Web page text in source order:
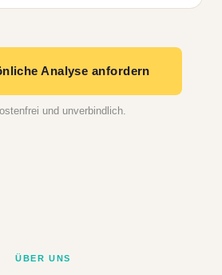
Analyse anfordern
und unverbindlich.
ÜBER UNS